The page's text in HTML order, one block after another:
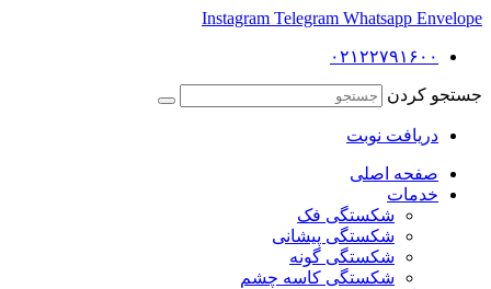
Instagram Telegram Whatsapp Envelope
۰۲۱۲۲۷۹۱۶۰۰
جستجو کردن
دریافت نوبت
صفحه اصلی
خدمات
شکستگی فک
شکستگی پیشانی
شکستگی گونه
شکستگی کاسه چشم